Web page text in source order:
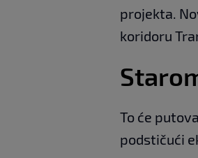
projekta.
koridoru
To će
podstičući